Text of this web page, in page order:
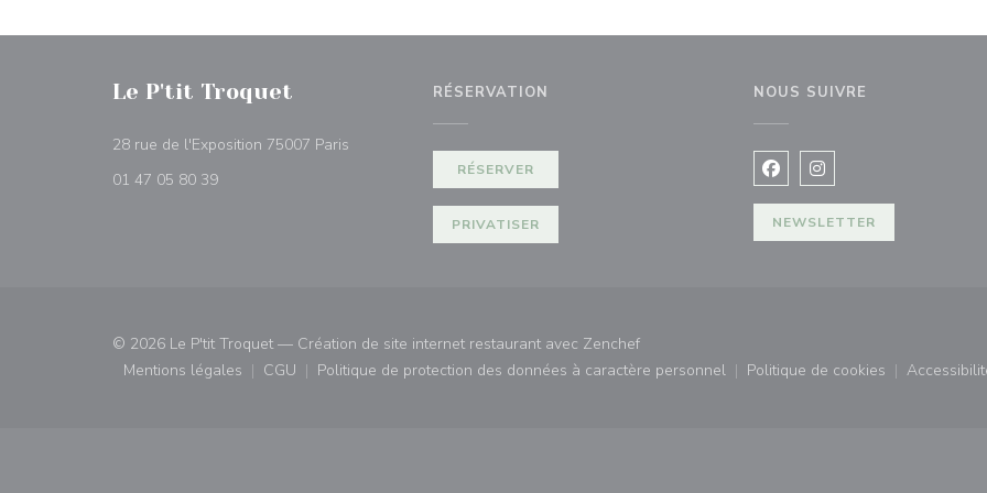
Le P'tit Troquet
28 rue de l'Exposition 75007 Paris
01 47 05 80 39
RÉSERVATION
RÉSERVER
PRIVATISER
NOUS SUIVRE
Facebook ((ouvre une
Instagram ((ouvre une
NEWSLETTER
© 2026 Le P'tit Troquet — Création de site internet restaurant avec Zenchef((ouvre une nouvelle fenêtre))
Mentions légales
((ouvre une nouvelle fenêtre))
CGU
((ouvre une nouvelle fenêtre))
Politique de protection des données à caractère personnel
((ouvre une nouvelle fenêtre))
Politique de cookies
((ouvre une nouvelle